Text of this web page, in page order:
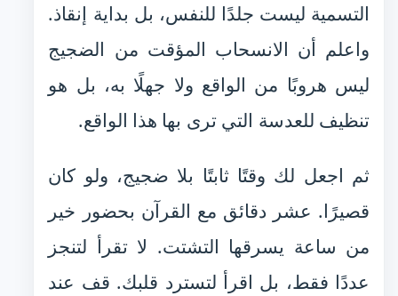
التسمية ليست جلدًا للنفس، بل بداية إنقاذ.
واعلم أن الانسحاب المؤقت من الضجيج
ليس هروبًا من الواقع ولا جهلًا به، بل هو
تنظيف للعدسة التي ترى بها هذا الواقع.
ثم اجعل لك وقتًا ثابتًا بلا ضجيج، ولو كان
قصيرًا. عشر دقائق مع القرآن بحضور خير
من ساعة يسرقها التشتت. لا تقرأ لتنجز
عددًا فقط، بل اقرأ لتسترد قلبك. قف عند